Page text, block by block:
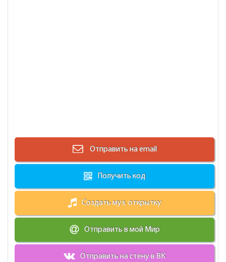
Отправить на email
Получить код
Создать муз. открытку
Отправить в мой Мир
Отправить на стену в ВК